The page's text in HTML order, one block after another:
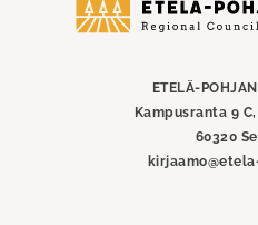
Etelä-
ETELÄ-
Kampusranta 9
60320